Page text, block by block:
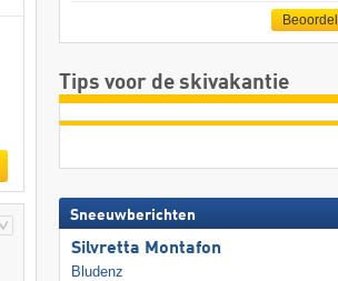
Tips voor de skivakantie
Sneeuwberichten
Silvretta Montafon
Bludenz